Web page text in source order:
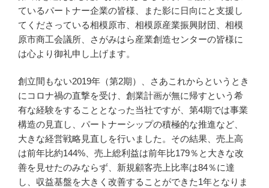
ているパートナー企業の皆様、また影に日向にと支援し
てくださっている相模原市、相模原産業振興財団、相模
原市商工会議所、さがみはら産業創造センターの皆様に
は心より御礼申し上げます。
創立間もない2019年（第2期）、さあこれからというとき
にコロナ禍の直撃を受け、創業計画が無に帰すという希
有な経験をすることとなった当社ですが、第4期では事業
構造の見直し、パートナーシップの積極的な推進など、
大きな経営戦略見直しを行いました。その結果、売上高
は前年比約144%、売上総利益は前年比179％と大きな改
善を見せたのみならず、新規顧客売上比率は84％に達
し、収益基盤を大きく改善することができた1年となりま